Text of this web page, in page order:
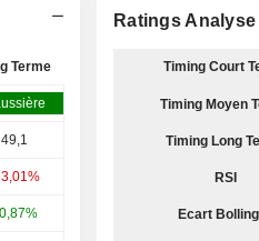
Terme
49,1
Ratings
Timing Court
Timing Moyen
Timing Long
RSI
Ecart